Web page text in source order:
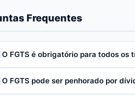
Frequentes
O FGTS é obrigatório para todos os
O FGTS pode ser penhorado por